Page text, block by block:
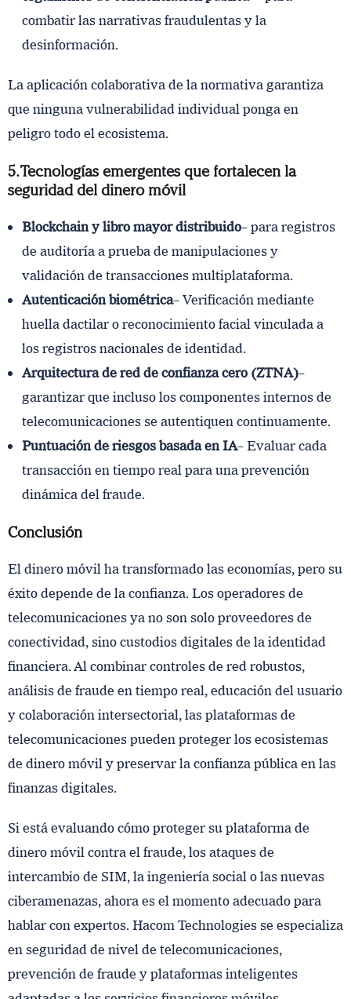
combatir las narrativas fraudulentas y la
desinformación.
La aplicación colaborativa de la normativa garantiza
que ninguna vulnerabilidad individual ponga en
peligro todo el ecosistema.
5. Tecnologías emergentes que fortalecen la
seguridad del dinero móvil
Blockchain y libro mayor distribuido– para registros
de auditoría a prueba de manipulaciones y
validación de transacciones multiplataforma.
Autenticación biométrica– Verificación mediante
huella dactilar o reconocimiento facial vinculada a
los registros nacionales de identidad.
Arquitectura de red de confianza cero (ZTNA)–
garantizar que incluso los componentes internos de
telecomunicaciones se autentiquen continuamente.
Puntuación de riesgos basada en IA– Evaluar cada
transacción en tiempo real para una prevención
dinámica del fraude.
Conclusión
El dinero móvil ha transformado las economías, pero su
éxito depende de la confianza. Los operadores de
telecomunicaciones ya no son solo proveedores de
conectividad, sino custodios digitales de la identidad
financiera. Al combinar controles de red robustos,
análisis de fraude en tiempo real, educación del usuario
y colaboración intersectorial, las plataformas de
telecomunicaciones pueden proteger los ecosistemas
de dinero móvil y preservar la confianza pública en las
finanzas digitales.
Si está evaluando cómo proteger su plataforma de
dinero móvil contra el fraude, los ataques de
intercambio de SIM, la ingeniería social o las nuevas
ciberamenazas, ahora es el momento adecuado para
hablar con expertos. Hacom Technologies se especializa
en seguridad de nivel de telecomunicaciones,
prevención de fraude y plataformas inteligentes